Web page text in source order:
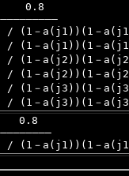
(1－a(j1))(1－
(1－a(j1))(1－
(1－a(j2))(1－
(1－a(j2))(1－
(1－a(j3))(1－
(1－a(j3))(1－
(1－a(j1))(1－